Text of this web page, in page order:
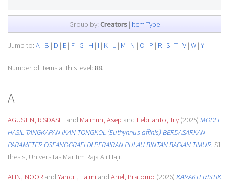
Group by: Creators | Item Type
Jump to: A| B | D | E| F| G | H | I | K| L| M | N | O | P | R| S| T| V| W| Y
Number of items at this level: 88.
A
AGUSTIN, RISDASIH and Ma'mun, Asep and Febrianto, Try(2025) MODEL
HASIL TANGKAPAN IKAN TONGKOL (Euthynnus affinis) BERDASARKAN
PARAMETER OSEANOGRAFI DI PERAIRAN PULAU BINTAN BAGIAN TIMUR. S1
thesis, Universitas Maritim Raja Ali Haji.
AI'IN, NOORand Yandri, Falmiand Arief, Pratomo (2026) KARAKTERISTIK